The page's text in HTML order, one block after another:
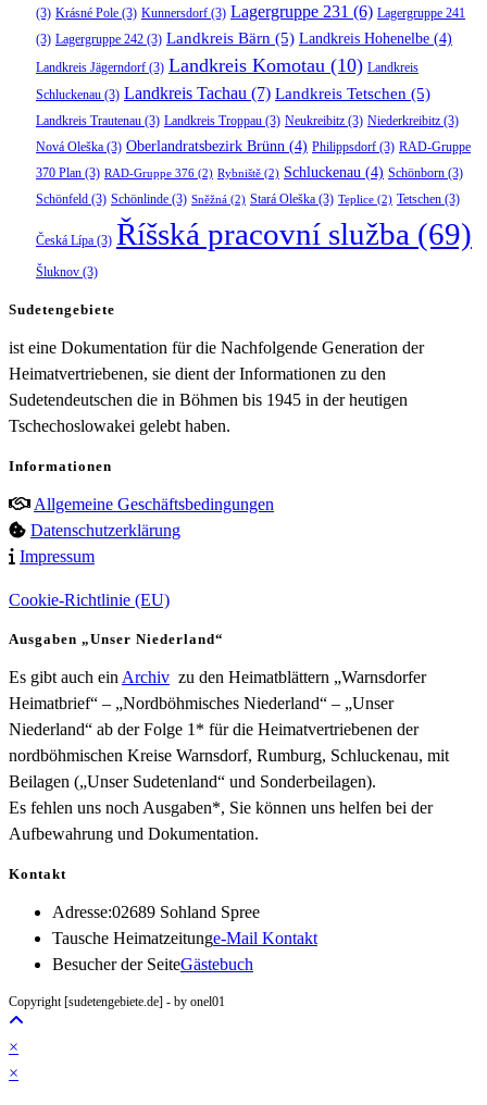
(3) Krásné Pole (3) Kunnersdorf (3) Lagergruppe 231 (6) Lagergruppe 241
(3) Lagergruppe 242 (3) Landkreis Bärn (5) Landkreis Hohenelbe (4)
Landkreis Jägerndorf (3) Landkreis Komotau (10) Landkreis
Schluckenau (3) Landkreis Tachau (7) Landkreis Tetschen (5)
Landkreis Trautenau (3) Landkreis Troppau (3) Neukreibitz (3) Niederkreibitz (3)
Nová Oleška (3) Oberlandratsbezirk Brünn (4) Philippsdorf (3) RAD-Gruppe
370 Plan (3) RAD-Gruppe 376 (2) Rybniště (2) Schluckenau (4) Schönborn (3)
Schönfeld (3) Schönlinde (3) Sněžná (2) Stará Oleška (3) Teplice (2) Tetschen (3)
Česká Lípa (3) Říšská pracovní služba (69)
Šluknov (3)
Sudetengebiete
ist eine Dokumentation für die Nachfolgende Generation der
Heimatvertriebenen, sie dient der Informationen zu den
Sudetendeutschen die in Böhmen bis 1945 in der heutigen
Tschechoslowakei gelebt haben.
Informationen
Allgemeine Geschäftsbedingungen
Datenschutzerklärung
Impressum
Cookie-Richtlinie (EU)
Ausgaben „Unser Niederland“
Es gibt auch ein Archiv zu den Heimatblättern „Warnsdorfer
Heimatbrief“ – „Nordböhmisches Niederland“ – „Unser
Niederland“ ab der Folge 1* für die Heimatvertriebenen der
nordböhmischen Kreise Warnsdorf, Rumburg, Schluckenau, mit
Beilagen („Unser Sudetenland“ und Sonderbeilagen).
Es fehlen uns noch Ausgaben*, Sie können uns helfen bei der
Aufbewahrung und Dokumentation.
Kontakt
Adresse:02689 Sohland Spree
Tausche Heimatzeitunge-Mail KontaktOpens
Besucher der SeiteGästebuch
Copyright [sudetengebiete.de] - by onel01
×
×